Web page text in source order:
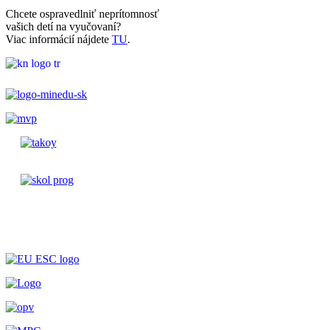
Chcete ospravedlniť neprítomnosť
vašich detí na vyučovaní?
Viac informácií nájdete TU.